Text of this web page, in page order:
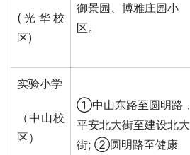
(光华校
区)
御景园、博雅庄园小
区。
实验小学
（中山校
区）
①中山东路至圆明路，
平安北大街至建设北大
街; ②圆明路至健康